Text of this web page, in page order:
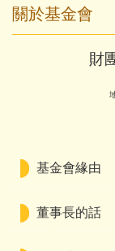
關於基金會
財
基金會緣由
董事長的話